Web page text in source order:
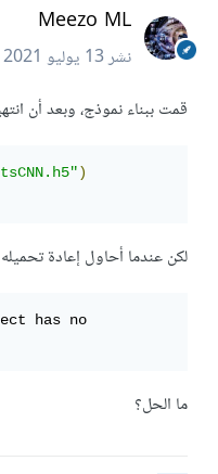
Meezo ML
نشر13 يوليو 2021
قمت ببناء نموذج، وبعد أن
)
لكن عندما أحاول إعادة تحميله
has no
ما الحل؟